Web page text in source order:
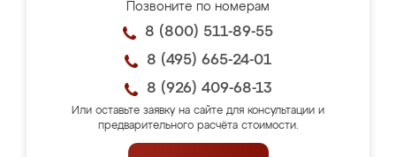
Позвоните по номерам
8 (800) 511-89-55
8 (495) 665-24-01
8 (926) 409-68-13
Или оставьте заявку на сайте для консультации и
предварительного расчёта стоимости.